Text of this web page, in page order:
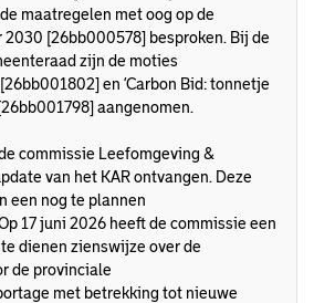
maatregelen met oog op de
[26bb000578] besproken. Bij de
zijn de moties
en ‘Carbon Bid: tonnetje
aangenomen.
commissie Leefomgeving &
van het KAR ontvangen. Deze
een nog te plannen
17 juni 2026 heeft de commissie een
dienen zienswijze over de
de provinciale
met betrekking tot nieuwe